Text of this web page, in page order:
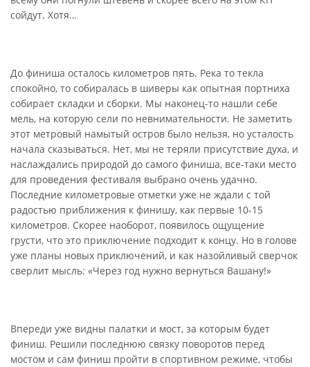
сойдут. Хотя…
До финиша осталось километров пять. Река то текла
спокойно, то собиралась в шиверы как опытная портниха
собирает складки и сборки. Мы наконец-то нашли себе
мель, на которую сели по невнимательности. Не заметить
этот метровый намытый остров было нельзя, но усталость
начала сказываться. Нет, мы не теряли присутствие духа, и
наслаждались природой до самого финиша, все-таки место
для проведения фестиваля выбрано очень удачно.
Последние километровые отметки уже не ждали с той
радостью приближения к финишу, как первые 10-15
километров. Скорее наоборот, появилось ощущение
грусти, что это приключение подходит к концу. Но в голове
уже планы новых приключений, и как назойливый сверчок
сверлит мысль: «Через год нужно вернуться Вашану!»
Впереди уже видны палатки и мост, за которым будет
финиш. Решили последнюю связку поворотов перед
мостом и сам финиш пройти в спортивном режиме, чтобы